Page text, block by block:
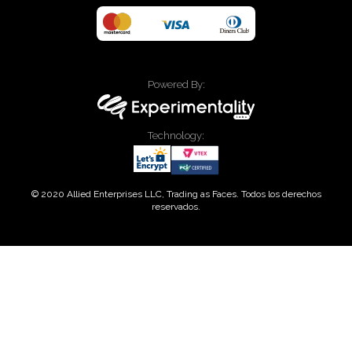
rápido y lleno de sofisticación. ¡Viví tu belleza!
Powered By:
Technology:
© 2020 Allied Enterprises LLC, Trading as Faces. Todos los derechos
reservados.